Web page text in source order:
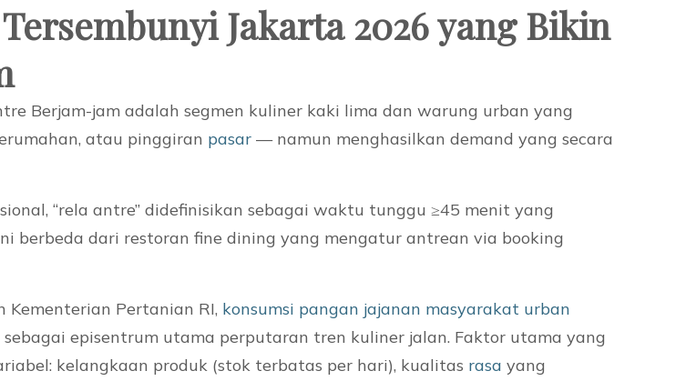
Jakarta 2026 yang Bikin
Berjam-jam adalah segmen kuliner kaki lima dan warung urban yang
atau pinggiran pasar — namun menghasilkan demand yang secara
“rela antre” didefinisikan sebagai waktu tunggu ≥45 menit yang
berbeda dari restoran fine dining yang mengatur antrean via booking
Kementerian Pertanian RI, konsumsi pangan jajanan masyarakat urban
sebagai episentrum utama perputaran tren kuliner jalan. Faktor utama yang
kelangkaan produk (stok terbatas per hari), kualitas rasa yang